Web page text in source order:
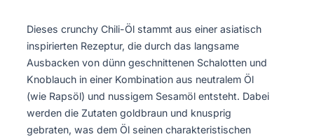
Dieses crunchy Chili-Öl stammt aus einer asiatisch
inspirierten Rezeptur, die durch das langsame
Ausbacken von dünn geschnittenen Schalotten und
Knoblauch in einer Kombination aus neutralem Öl
(wie Rapsöl) und nussigem Sesamöl entsteht. Dabei
werden die Zutaten goldbraun und knusprig
gebraten, was dem Öl seinen charakteristischen